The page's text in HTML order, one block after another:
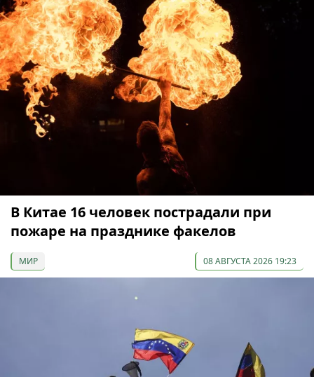
В Китае 16 человек пострадали при
пожаре на празднике факелов
МИР 08 АВГУСТА 2026 19:23